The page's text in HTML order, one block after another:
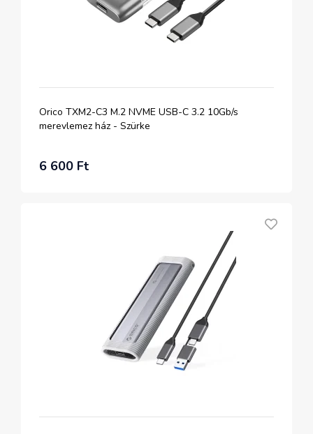
Orico TXM2-C3 M.2 NVME USB-C 3.2 10Gb/s
merevlemez ház - Szürke
6 600 Ft